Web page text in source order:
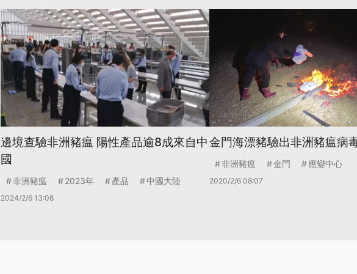
邊境查驗非洲豬瘟 陽性產品逾8成來自中
國
非洲豬瘟 2023年 產品 中國大陸
2024/2/6 13:08
金門海漂豬驗出非洲豬瘟病
非洲豬瘟 金門 應變中心
2020/2/6 08:07